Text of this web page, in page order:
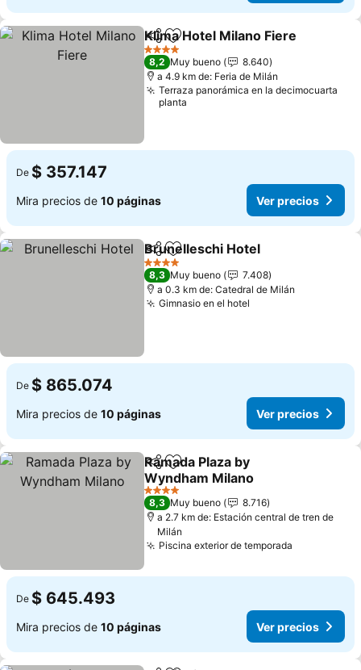
CompartirAgregar a favoritos
Klima Hotel Milano Fiere
4 Estrellas
8,2 Muy bueno
8.640
a 4.9 km de: Feria de Milán
Terraza panorámica en la decimocuarta
planta
De $ 357.147
Mira precios de 10 páginas Ver precios
CompartirAgregar a favoritos
Brunelleschi Hotel
4 Estrellas
8,3 Muy bueno
7.408
a 0.3 km de: Catedral de Milán
Gimnasio en el hotel
De $ 865.074
Mira precios de 10 páginas Ver precios
CompartirAgregar a favoritos
Ramada Plaza by
Wyndham Milano
Ver precios
4 Estrellas
8,3 Muy bueno
8.716
a 2.7 km de: Estación central de tren de
Milán
Piscina exterior de temporada
De $ 645.493
Mira precios de 10 páginas Ver precios